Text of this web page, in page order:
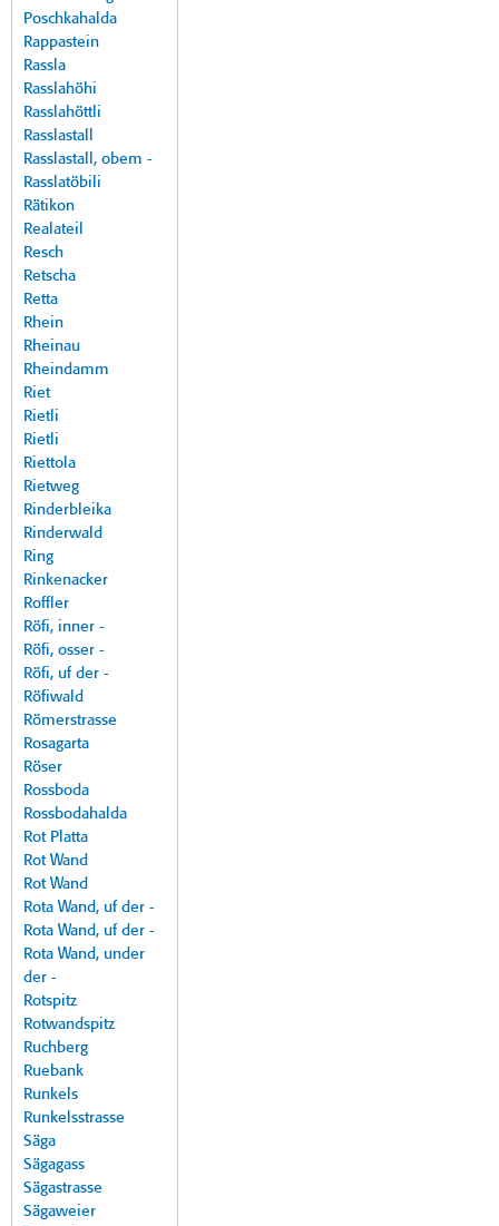
Poschkahalda
Rappastein
Rassla
Rasslahöhi
Rasslahöttli
Rasslastall
Rasslastall, obem -
Rasslatöbili
Rätikon
Realateil
Resch
Retscha
Retta
Rhein
Rheinau
Rheindamm
Riet
Rietli
Rietli
Riettola
Rietweg
Rinderbleika
Rinderwald
Ring
Rinkenacker
Roffler
Röfi, inner -
Röfi, osser -
Röfi, uf der -
Röfiwald
Römerstrasse
Rosagarta
Röser
Rossboda
Rossbodahalda
Rot Platta
Rot Wand
Rot Wand
Rota Wand, uf der -
Rota Wand, uf der -
Rota Wand, under
der -
Rotspitz
Rotwandspitz
Ruchberg
Ruebank
Runkels
Runkelsstrasse
Säga
Sägagass
Sägastrasse
Sägaweier